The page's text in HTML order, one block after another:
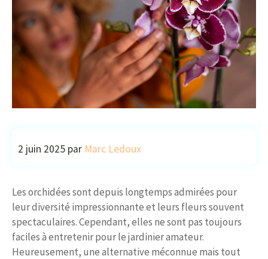
2 juin 2025 par Marc Ledoux
Les orchidées sont depuis longtemps admirées pour
leur diversité impressionnante et leurs fleurs souvent
spectaculaires. Cependant, elles ne sont pas toujours
faciles à entretenir pour le jardinier amateur.
Heureusement, une alternative méconnue mais tout